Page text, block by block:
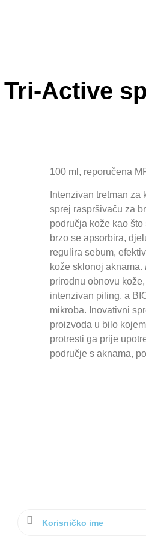
Active
100 ml, reporučena
Intenzivan tretman
sprej raspršivaču za
područja kože kao
brzo se apsorbira,
regulira sebum,
kože sklonoj aknama.
prirodnu obnovu
intenzivan piling, a
mikroba. Inovativni
proizvoda u bilo
protresti ga prije
područje s aknama,